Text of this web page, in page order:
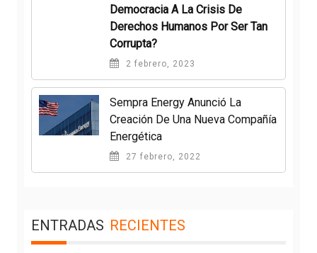
Democracia A La Crisis De
Derechos Humanos Por Ser Tan
Corrupta?
2 febrero, 2023
Sempra Energy Anunció La
Creación De Una Nueva Compañía
Energética
27 febrero, 2022
ENTRADAS RECIENTES